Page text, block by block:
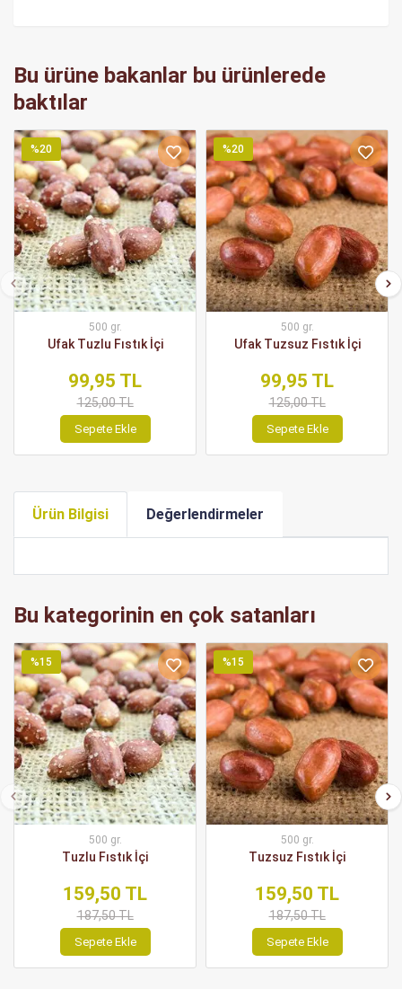
Bu ürüne bakanlar bu ürünlerede
baktılar
%20
500 gr.
Ufak Tuzlu Fıstık İçi
99,95 TL
125,00 TL
Sepete Ekle
%20
500 gr.
Ufak Tuzsuz Fıstık İçi
99,95 TL
125,00 TL
Sepete Ekle
Ürün Bilgisi Değerlendirmeler
Bu kategorinin en çok satanları
%15
500 gr.
Tuzlu Fıstık İçi
159,50 TL
187,50 TL
Sepete Ekle
%15
500 gr.
Tuzsuz Fıstık İçi
159,50 TL
187,50 TL
Sepete Ekle